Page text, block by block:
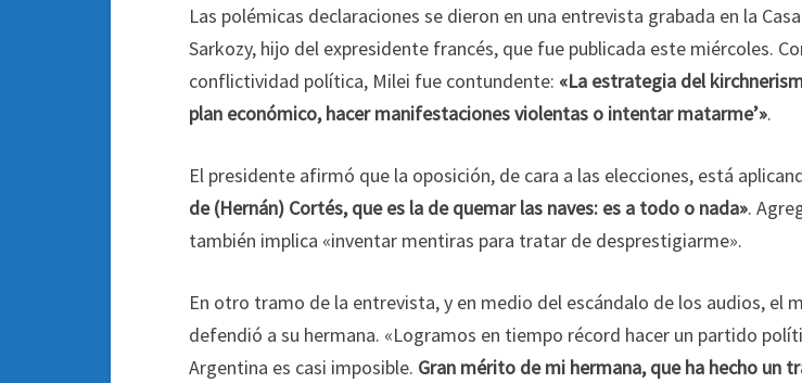
Las polémicas declaraciones se dieron en una entrevista grabada en la
Sarkozy, hijo del expresidente francés, que fue publicada este miércoles.
conflictividad política, Milei fue contundente: «La estrategia del
plan económico, hacer manifestaciones violentas o intentar matarme’».
El presidente afirmó que la oposición, de cara a las elecciones, está
de (Hernán) Cortés, que es la de quemar las naves: es a todo o nada».
también implica «inventar mentiras para tratar de desprestigiarme».
En otro tramo de la entrevista, y en medio del escándalo de los audios, el
defendió a su hermana. «Logramos en tiempo récord hacer un partido
Argentina es casi imposible. Gran mérito de mi hermana, que ha hecho un